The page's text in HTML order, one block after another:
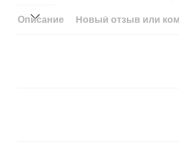
Описание Новый отзыв или